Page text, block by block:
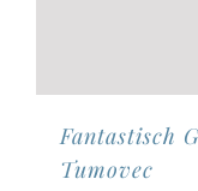
Fantastisch
Tumovec